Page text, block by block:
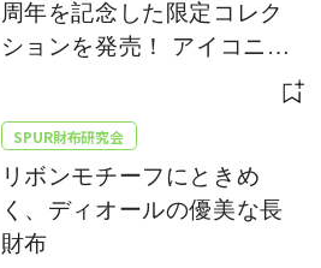
周年を記念した限定コレク
ションを発売！ アイコニッ
クな「CK」ロゴをアップデ
SPUR財布研究会
リボンモチーフにときめ
く、ディオールの優美な長
財布